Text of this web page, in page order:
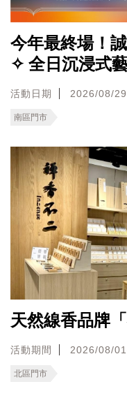
今年最終場！
✧ 全日沉浸式
活動日期 2026/08/29
南區門市
天然線香品牌「
活動期間 2026/08/
北區門市